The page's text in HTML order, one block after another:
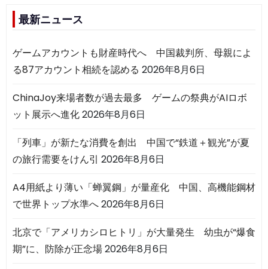
最新ニュース
ゲームアカウントも財産時代へ 中国裁判所、母親によ
る87アカウント相続を認める 2026年8月6日
ChinaJoy来場者数が過去最多 ゲームの祭典がAIロボ
ット展示へ進化2026年8月6日
「列車」が新たな消費を創出 中国で“鉄道＋観光”が夏
の旅行需要をけん引 2026年8月6日
A4用紙より薄い「蝉翼鋼」が量産化 中国、高機能鋼材
で世界トップ水準へ2026年8月6日
北京で「アメリカシロヒトリ」が大量発生 幼虫が“爆食
期”に、防除が正念場2026年8月6日